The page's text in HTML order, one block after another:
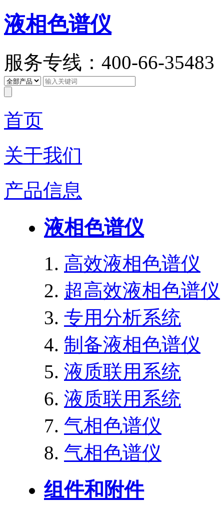
液相色谱仪
服务专线：400-66-35483
首页
关于我们
产品信息
液相色谱仪
高效液相色谱仪
超高效液相色谱仪
专用分析系统
制备液相色谱仪
液质联用系统
液质联用系统
气相色谱仪
气相色谱仪
组件和附件